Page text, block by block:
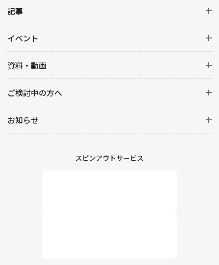
記事
イベント
資料・動画
ご検討中の方へ
お知らせ
スピンアウトサービス